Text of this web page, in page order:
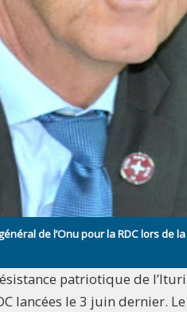
de l’Onu pour la RDC lors de
patriotique de
lancées le 3 juin dernier.